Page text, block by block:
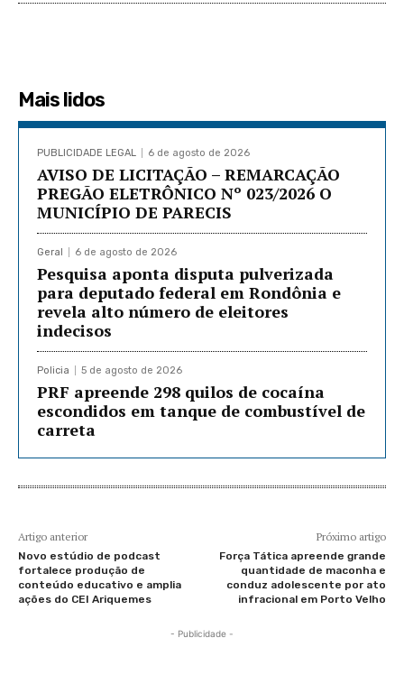
Mais lidos
PUBLICIDADE LEGAL 6 de agosto de 2026
AVISO DE LICITAÇÃO – REMARCAÇÃO
PREGÃO ELETRÔNICO Nº 023/2026 O
MUNICÍPIO DE PARECIS
Geral 6 de agosto de 2026
Pesquisa aponta disputa pulverizada
para deputado federal em Rondônia e
revela alto número de eleitores
indecisos
Policia 5 de agosto de 2026
PRF apreende 298 quilos de cocaína
escondidos em tanque de combustível de
carreta
Artigo anterior
Novo estúdio de podcast
fortalece produção de
conteúdo educativo e amplia
ações do CEI Ariquemes
Próximo artigo
Força Tática apreende grande
quantidade de maconha e
conduz adolescente por ato
infracional em Porto Velho
- Publicidade -